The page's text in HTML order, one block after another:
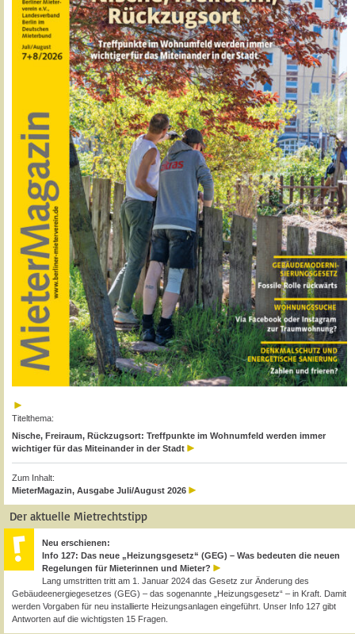
Titelthema:
Nische, Freiraum, Rückzugsort: Treffpunkte im Wohnumfeld werden immer
wichtiger für das Miteinander in der Stadt
Zum Inhalt:
MieterMagazin, Ausgabe Juli/August 2026
Der aktuelle Mietrechtstipp
Neu erschienen:
Info 127: Das neue „Heizungsgesetz“ (GEG) – Was bedeuten die neuen
Regelungen für Mieterinnen und Mieter?
Lang umstritten tritt am 1. Januar 2024 das Gesetz zur Änderung des
Gebäudeenergiegesetzes (GEG) – das sogenannte „Heizungsgesetz“ – in Kraft. Damit
werden Vorgaben für neu installierte Heizungsanlagen eingeführt. Unser Info 127 gibt
Antworten auf die wichtigsten 15 Fragen.